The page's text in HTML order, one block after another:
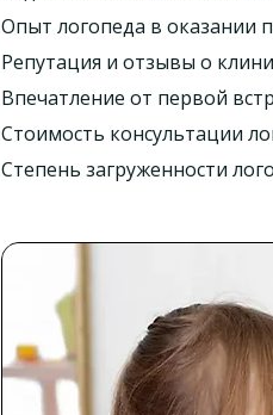
Опыт логопеда в
Репутация и отзывы о
Впечатление от первой
Стоимость консультации
Степень загруженности